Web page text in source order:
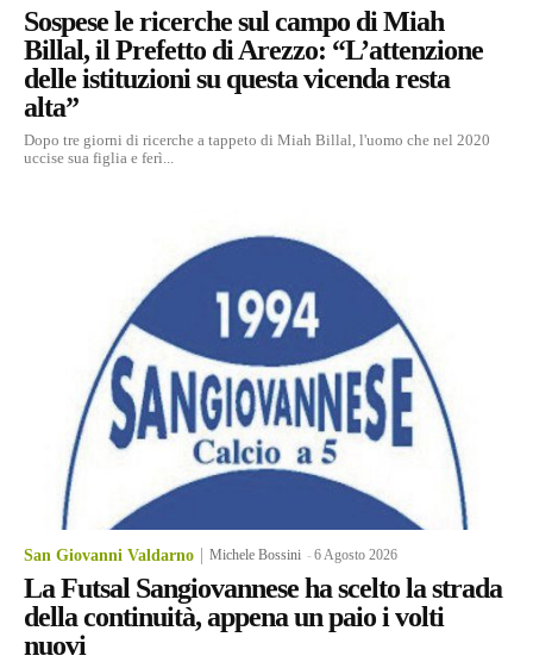
Sospese le ricerche sul campo di Miah
Billal, il Prefetto di Arezzo: “L’attenzione
delle istituzioni su questa vicenda resta
alta”
Dopo tre giorni di ricerche a tappeto di Miah Billal, l'uomo che nel 2020
uccise sua figlia e ferì...
San Giovanni Valdarno Michele Bossini -6 Agosto 2026
La Futsal Sangiovannese ha scelto la strada
della continuità, appena un paio i volti
nuovi